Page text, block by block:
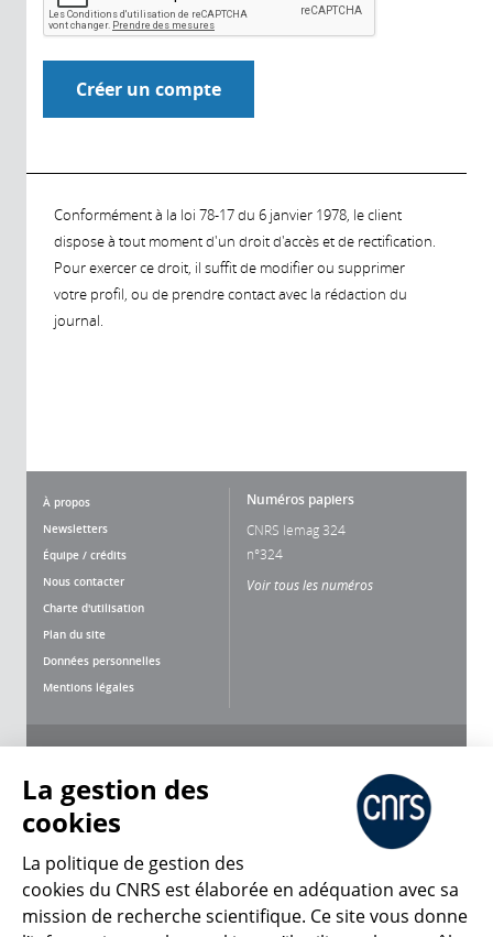
Conformément à la loi 78-17 du 6 janvier 1978, le client
dispose à tout moment d'un droit d'accès et de rectification.
Pour exercer ce droit, il suffit de modifier ou supprimer
votre profil, ou de prendre contact avec la rédaction du
journal.
À propos
Newsletters
Équipe / crédits
Nous contacter
Charte d'utilisation
Plan du site
Données personnelles
Mentions légales
Numéros papiers
CNRS lemag 324
n°324
Voir tous les numéros
CNRS Le Mag
La gestion des
cookies
La politique de gestion des
cookies du CNRS est élaborée en adéquation avec sa
mission de recherche scientifique. Ce site vous donne